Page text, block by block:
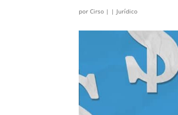
porCirso | | Jurídico